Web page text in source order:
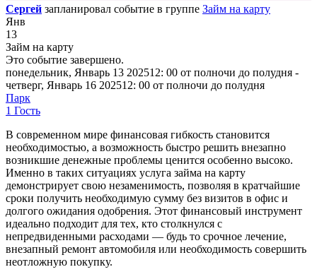
Сергей запланировал событие в группе Займ на карту
Янв
13
Займ на карту
Это событие завершено.
понедельник, Январь 13 202512: 00 от полночи до полудня -
четверг, Январь 16 202512: 00 от полночи до полудня
Парк
1 Гость
В современном мире финансовая гибкость становится
необходимостью, а возможность быстро решить внезапно
возникшие денежные проблемы ценится особенно высоко.
Именно в таких ситуациях услуга займа на карту
демонстрирует свою незаменимость, позволяя в кратчайшие
сроки получить необходимую сумму без визитов в офис и
долгого ожидания одобрения. Этот финансовый инструмент
идеально подходит для тех, кто столкнулся с
непредвиденными расходами — будь то срочное лечение,
внезапный ремонт автомобиля или необходимость совершить
неотложную покупку.